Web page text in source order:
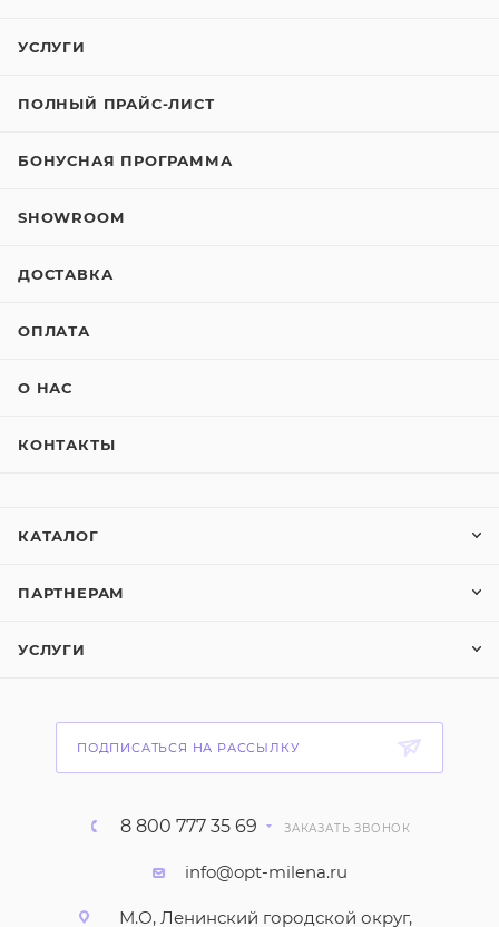
УСЛУГИ
ПОЛНЫЙ ПРАЙС-ЛИСТ
БОНУСНАЯ ПРОГРАММА
SHOWROOM
ДОСТАВКА
ОПЛАТА
О НАС
КОНТАКТЫ
КАТАЛОГ
ПАРТНЕРАМ
УСЛУГИ
ПОДПИСАТЬСЯ НА РАССЫЛКУ
8 800 777 35 69 ЗАКАЗАТЬ ЗВОНОК
info@opt-milena.ru
М.О, Ленинский городской округ,